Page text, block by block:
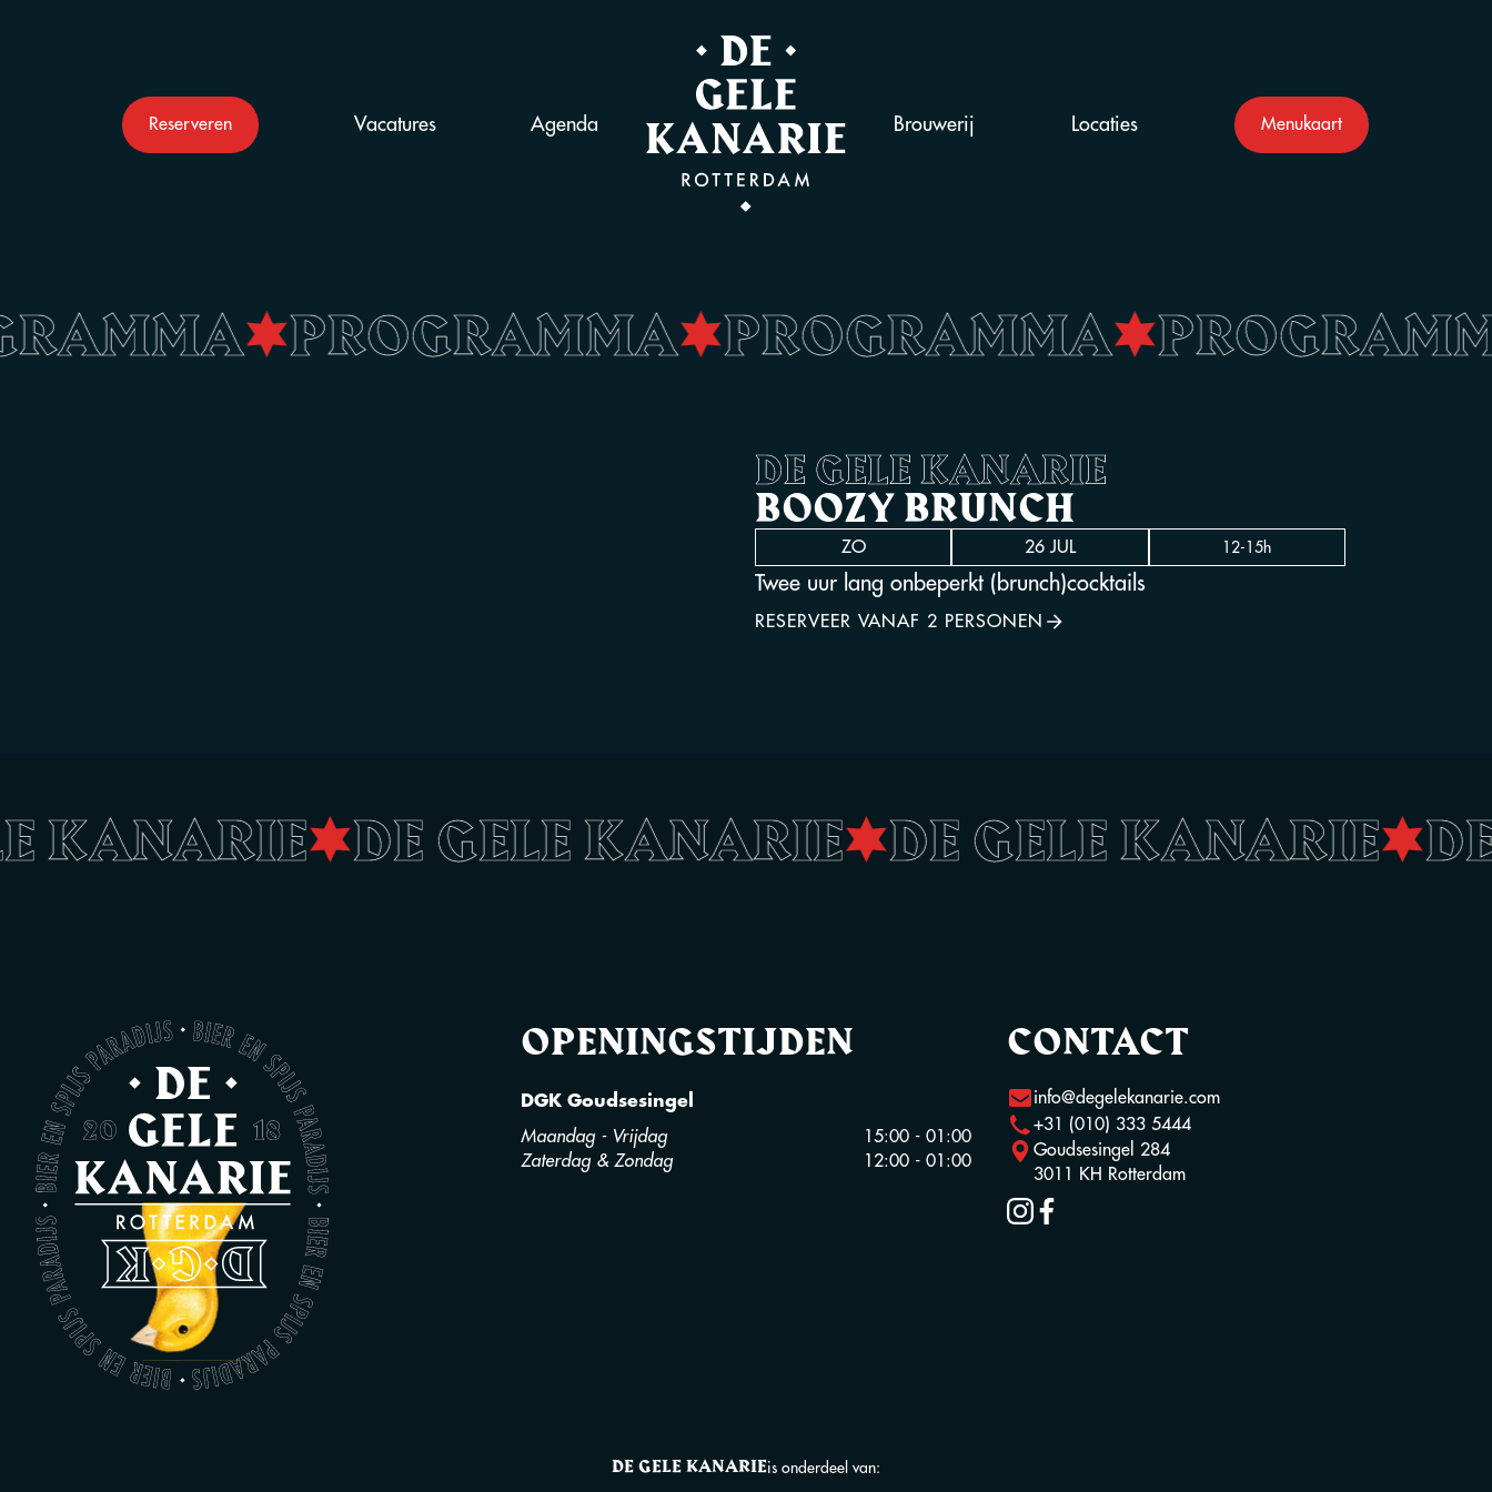
Reserveren Vacatures Agenda Brouwerij Locaties Menukaart
•PROGRAMMA•PROGRAMMA•
DE GELE KANARIE
BOOZY BRUNCH
ZO 26 JUL 12-15h
Twee uur lang onbeperkt (brunch)cocktails
RESERVEER VANAF 2 PERSONEN
KANARIE•DE GELE KANARIE•DE GELE KANARIE•
OPENINGSTIJDEN
DGK Goudsesingel
Maandag - Vrijdag
Zaterdag & Zondag
15:00 - 01:00
12:00 - 01:00
CONTACT
info@degelekanarie.com
+31 (010) 333 5444
Goudsesingel 284
3011 KH Rotterdam
DE GELE KANARIEis onderdeel van: